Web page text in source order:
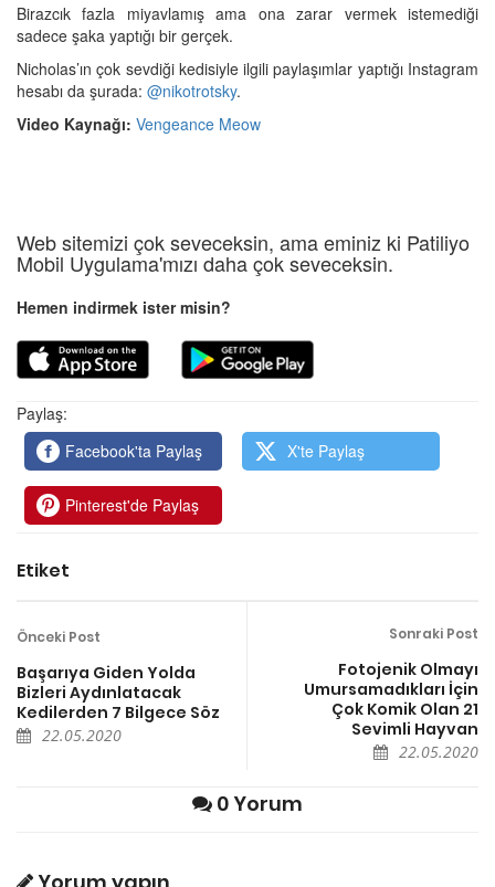
Birazcık fazla miyavlamış ama ona zarar vermek istemediği
sadece şaka yaptığı bir gerçek.
Nicholas’ın çok sevdiği kedisiyle ilgili paylaşımlar yaptığı Instagram
hesabı da şurada: @nikotrotsky.
Video Kaynağı: Vengeance Meow
Web sitemizi çok seveceksin, ama eminiz ki Patiliyo
Mobil Uygulama'mızı daha çok seveceksin.
Hemen indirmek ister misin?
Paylaş:
Facebook'ta Paylaş
X'te Paylaş
Pinterest'de Paylaş
Etiket
Önceki Post
Başarıya Giden Yolda
Bizleri Aydınlatacak
Kedilerden 7 Bilgece Söz
22.05.2020
Sonraki Post
Fotojenik Olmayı
Umursamadıkları İçin
Çok Komik Olan 21
Sevimli Hayvan
22.05.2020
0 Yorum